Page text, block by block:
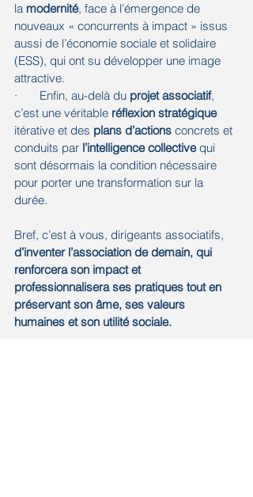
la modernité, face à l’émergence de
nouveaux « concurrents à impact » issus
aussi de l’économie sociale et solidaire
(ESS), qui ont su développer une image
attractive.
·       Enfin, au-delà du projet associatif,
c’est une véritable réflexion stratégique
itérative et des plans d’actions concrets et
conduits par l’intelligence collective qui
sont désormais la condition nécessaire
pour porter une transformation sur la
durée.
Bref, c’est à vous, dirigeants associatifs,
d’inventer l’association de demain, qui
renforcera son impact et
professionnalisera ses pratiques tout en
préservant son âme, ses valeurs
humaines et son utilité sociale.